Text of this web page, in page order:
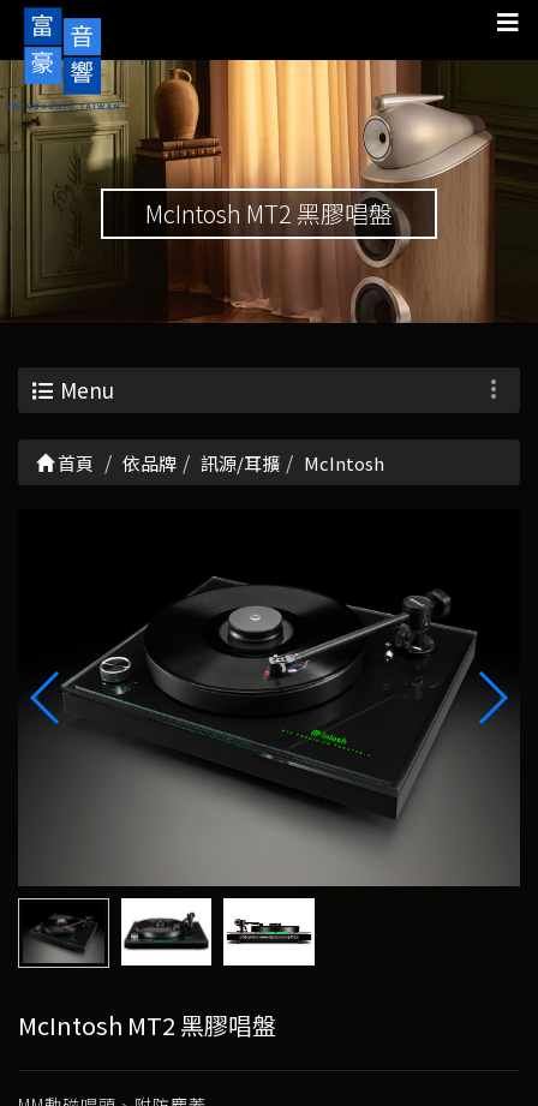
McIntosh MT2 黑膠唱盤
Menu
首頁 依品牌 訊源/耳擴 McIntosh
McIntosh MT2 黑膠唱盤